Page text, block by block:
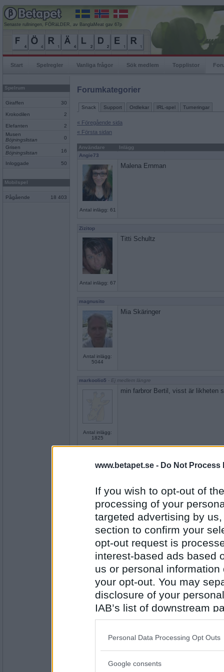
www.betapet.se - Do Not Process
If you wish to opt-out of
processing of your
targeted advertising by
section to confirm your
opt-out request is
interest-based ads based
us or personal
your opt-out. You may
disclosure of your
IAB’s list of downstream
also be disclosed by us
Downstream Participants
Please note that this
Personal Data Processing Opt Outs
Google consents
Senaste rullningen, FÖRäLDER, av BanglaMeat gav 67p
Start Spelregler Vanliga frågor Sök medlem Topplistor
Spelrum
Giraffen 30
Krokodilen 2
Elefanten
2
Musen
Böjningslistan
0
Grisen
Böjningslistan
16
Inloggade 50
Mobilspel
Pågående 18 403
Forumkategorier
Snack Support Ordlekar IRL-spel Turneringar
« Föregående sida
« Första sidan
Användare
Inlägg
Angie73
Antal inlägg: 61
Malena Ernman
Zizitop
Antal inlägg: 67
Titti Schultz
magnusito
Antal inlägg:
5044
Mia Skäringer
markoolio5 - Ej medlem längre
Antal inlägg:
1825
min farbror Bertil, visst är likheten
Antal inlägg:
5044
farbror Bertil..... Ja du är ju för go
Fjällan_
Antal inlägg: 732
Han dennadär... Men äsch va heter
Nyhetsankare som nyss slutat, en
Claes nått
markoolio5- Ej medlem längre
Och Fjällan_ ... ja hon, du vet,